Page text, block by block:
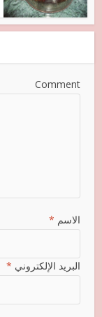
Comment
الاسم *
البريد الإلكتروني *